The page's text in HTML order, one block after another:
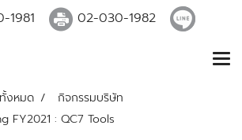
1981 02-030-1982
งหมด
กิจกรรมบริษัท
FY2021 : QC7 Tools